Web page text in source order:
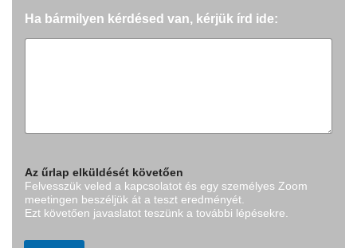
Ha bármilyen kérdésed van, kérjük írd ide:
Az űrlap elküldését követően
Felvesszük veled a kapcsolatot és egy személyes Zoom
meetingen beszéljük át a teszt eredményét.
Ezt követően javaslatot teszünk a további lépésekre.